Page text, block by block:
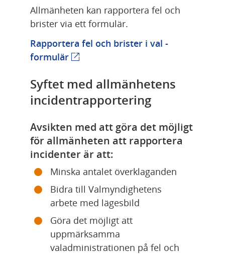
Allmänheten kan rapportera fel och
brister via ett formulär.
Rapportera fel och brister i val -
formulärLänk till annan webbplats.
Syftet med allmänhetens
incidentrapportering
Avsikten med att göra det möjligt
för allmänheten att rapportera
incidenter är att:
Minska antalet överklaganden
Bidra till Valmyndighetens
arbete med lägesbild
Göra det möjligt att
uppmärksamma
valadministrationen på fel och